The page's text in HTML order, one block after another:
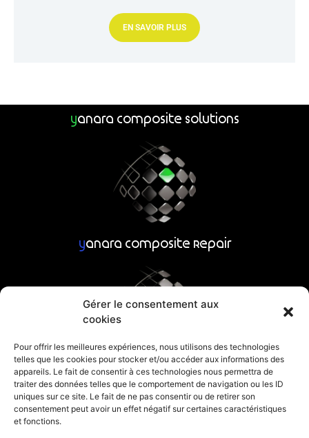
Gérer le consentement aux
cookies
Pour offrir les meilleures expériences, nous utilisons des technologies
telles que les cookies pour stocker et/ou accéder aux informations des
appareils. Le fait de consentir à ces technologies nous permettra de
traiter des données telles que le comportement de navigation ou les ID
uniques sur ce site. Le fait de ne pas consentir ou de retirer son
consentement peut avoir un effet négatif sur certaines caractéristiques
et fonctions.
EN SAVOIR PLUS
yanara Composite Solutions
yanara Composite Repair
yanara Composite Parts